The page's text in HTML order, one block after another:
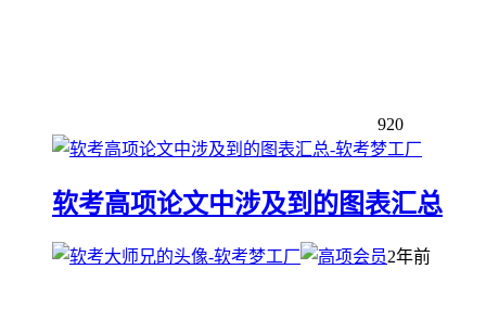
920
软考高项论文中涉及到的图表汇总
2年前